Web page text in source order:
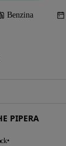
Benzina
PIPERA